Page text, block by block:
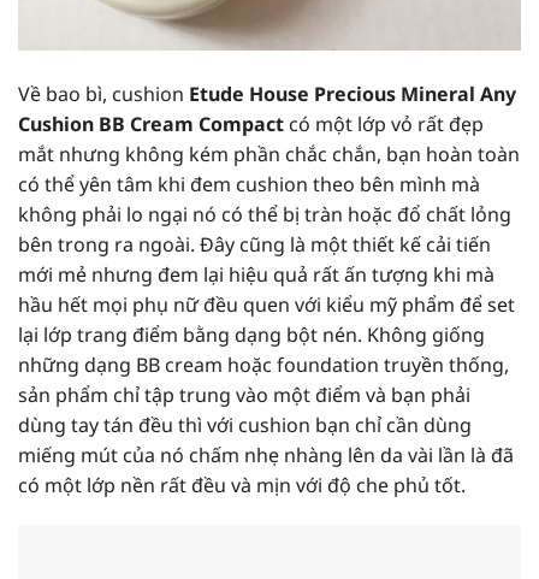
Về bao bì, cushion Etude House Precious Mineral Any
Cushion BB Cream Compact có một lớp vỏ rất đẹp
mắt nhưng không kém phần chắc chắn, bạn hoàn toàn
có thể yên tâm khi đem cushion theo bên mình mà
không phải lo ngại nó có thể bị tràn hoặc đổ chất lỏng
bên trong ra ngoài. Đây cũng là một thiết kế cải tiến
mới mẻ nhưng đem lại hiệu quả rất ấn tượng khi mà
hầu hết mọi phụ nữ đều quen với kiểu mỹ phẩm để set
lại lớp trang điểm bằng dạng bột nén. Không giống
những dạng BB cream hoặc foundation truyền thống,
sản phẩm chỉ tập trung vào một điểm và bạn phải
dùng tay tán đều thì với cushion bạn chỉ cần dùng
miếng mút của nó chấm nhẹ nhàng lên da vài lần là đã
có một lớp nền rất đều và mịn với độ che phủ tốt.